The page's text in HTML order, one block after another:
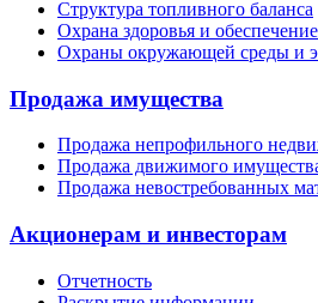
Структура топливного баланса
Охрана здоровья и
Охраны окружающей среды и
Продажа имущества
Продажа непрофильного
Продажа движимого
Продажа невостребованных
Акционерам и инвесторам
Отчетность